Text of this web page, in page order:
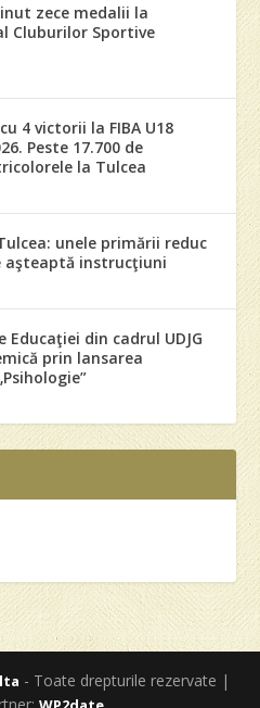
zece medalii la
Cluburilor Sportive
4 victorii la FIBA U18
Peste 17.700 de
la Tulcea
unele primării reduc
instrucţiuni
din cadrul UDJG
prin lansarea
- Toate drepturile rezervate |